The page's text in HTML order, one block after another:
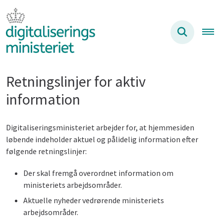
Retningslinjer for aktiv
information
Digitaliseringsministeriet arbejder for, at hjemmesiden
løbende indeholder aktuel og pålidelig information efter
følgende retningslinjer:
Der skal fremgå overordnet information om
ministeriets arbejdsområder.
Aktuelle nyheder vedrørende ministeriets
arbejdsområder.